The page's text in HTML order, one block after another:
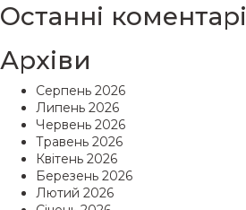
Останні коментарі
Архіви
Серпень 2026
Липень 2026
Червень 2026
Травень 2026
Квітень 2026
Березень 2026
Лютий 2026